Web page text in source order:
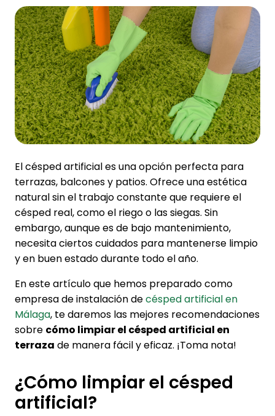
El césped artificial es una opción perfecta para
terrazas, balcones y patios. Ofrece una estética
natural sin el trabajo constante que requiere el
césped real, como el riego o las siegas. Sin
embargo, aunque es de bajo mantenimiento,
necesita ciertos cuidados para mantenerse limpio
y en buen estado durante todo el año.
En este artículo que hemos preparado como
empresa de instalación decésped artificial en
Málaga, te daremos las mejores recomendaciones
sobre cómo limpiar el césped artificial en
terraza de manera fácil y eficaz. ¡Toma nota!
¿Cómo limpiar el césped
artificial?